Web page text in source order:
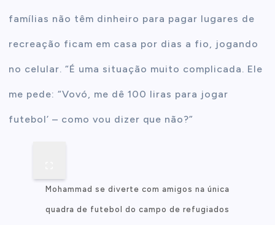
famílias não têm dinheiro para pagar lugares de
recreação ficam em casa por dias a fio, jogando
no celular. “É uma situação muito complicada. Ele
me pede: “Vovó, me dê 100 liras para jogar
futebol’ – como vou dizer que não?”
Mohammad se diverte com amigos na única
quadra de futebol do campo de refugiados